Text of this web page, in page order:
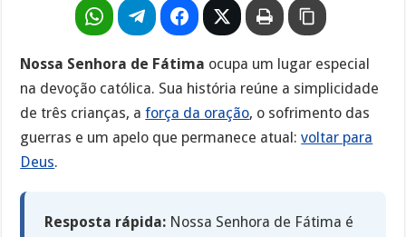
Nossa Senhora de Fátima ocupa um lugar especial
na devoção católica. Sua história reúne a simplicidade
de três crianças, aforça da oração, o sofrimento das
guerras e um apelo que permanece atual:voltar para
Deus.
Resposta rápida: Nossa Senhora de Fátima é